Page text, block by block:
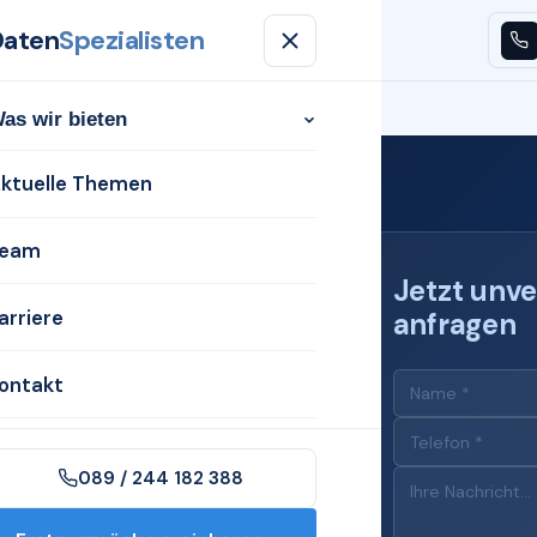
Aktuelle ThemenTeam Karriere
Spezialisten
wir bieten
Themen
089 / 244 182 388
mit
Jetzt
anfragen